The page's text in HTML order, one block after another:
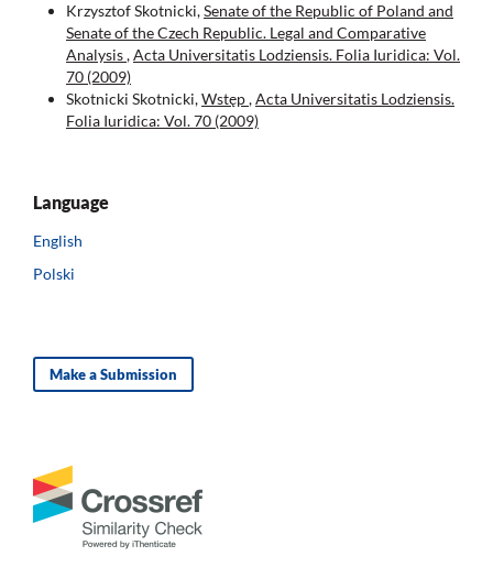
Krzysztof Skotnicki,Senate of the Republic of Poland and
Senate of the Czech Republic. Legal and Comparative
Analysis,Acta Universitatis Lodziensis. Folia Iuridica: Vol.
70 (2009)
Skotnicki Skotnicki,Wstęp,Acta Universitatis Lodziensis.
Folia Iuridica: Vol. 70 (2009)
Language
English
Polski
Make a Submission